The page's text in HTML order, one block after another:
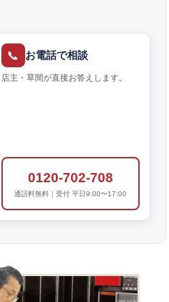
📞 お電話で相談
店主・草間が直接お答えします。
0120-702-708
通話料無料｜受付 平日9:00〜17:00